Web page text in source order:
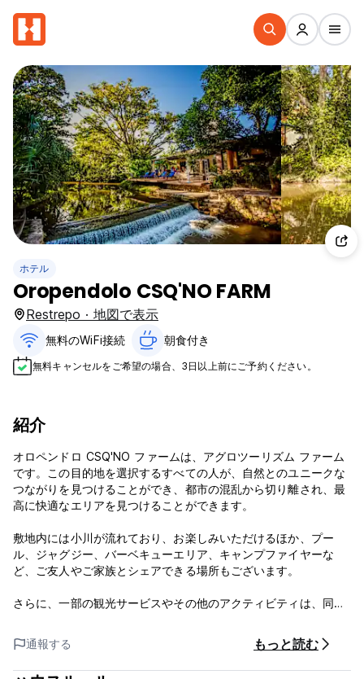
ホテル
Oropendolo CSQ'NO FARM
Restrepo · 地図で表示
無料のWiFi接続 朝食付き‎
無料キャンセルをご希望の場合、3日以上前にご予約ください。
紹介
オロペンドロ CSQ'NO ファームは、アグロツーリズム ファーム
です。この目的地を選択するすべての人が、自然とのユニークな
つながりを見つけることができ、都市の混乱から切り離され、最
高に快適なエリアを見つけることができます。
敷地内には小川が流れており、お楽しみいただけるほか、プー
ル、ジャグジー、バーベキューエリア、キャンプファイヤーな
ど、ご友人やご家族とシェアできる場所もございます。
さらに、一部の観光サービスやその他のアクティビティは、同省
Oropendolo CSQ'NO 農場のポリシーと条件:
通報する もっと読む